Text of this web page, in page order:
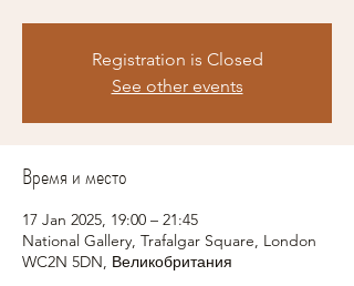
Registration is Closed
See other events
Время и место
17 Jan 2025, 19:00 – 21:45
National Gallery, Trafalgar Square, London
WC2N 5DN, Великобритания